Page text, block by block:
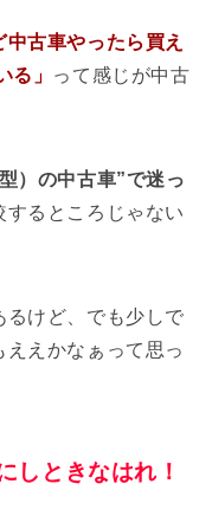
中古車やったら買え
る」 って感じが中古
）の中古車”で迷っ
するところじゃない
るけど、でも少しで
えかなぁって思っ
しときなはれ！